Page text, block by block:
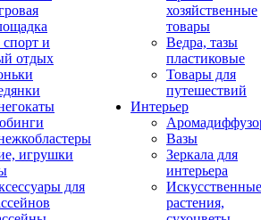
и
отдых
игрушки
для
хозяйственные
товары
Ведра, тазы
пластиковые
Товары для
путешествий
Интерьер
Вазы
Зеркала для
интерьера
Искусственные
растения,